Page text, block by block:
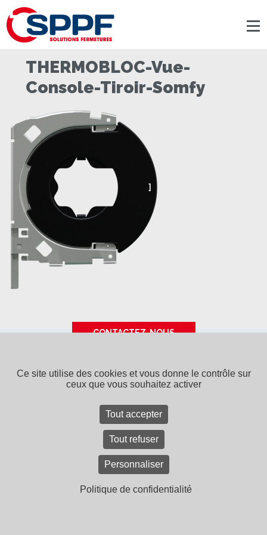
THERMOBLOC-Vue-
Console-Tiroir-Somfy
CONTACTEZ-NOUS
SPPF - 15 rue de Tours - BP 40043
49308 CHOLET CEDEX- Tél. 02 41 65 94 22
SPPF, une entreprise dugroupe Bouyer Leroux
Mentions légales
Ce site utilise des cookies et vous donne le contrôle sur
ceux que vous souhaitez activer
Tout accepter
Tout refuser
Personnaliser
Politique de confidentialité